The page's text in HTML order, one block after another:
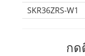
SKR36ZRS-W1
กด